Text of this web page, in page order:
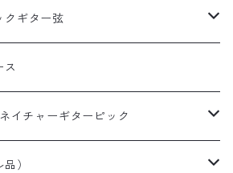
トラップ
プ
ズ
プ
ップ（サウンドホール引っ掛けタイ
ーピック
ック
き
ク付き)
クギター弦
ス
イチャーギターピック
）